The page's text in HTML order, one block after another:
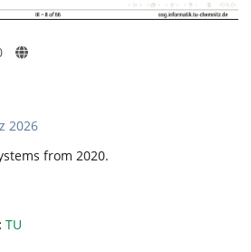
2026
from 2020.
TU